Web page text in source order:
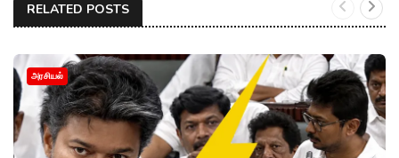
RELATED POSTS
அரசியல்